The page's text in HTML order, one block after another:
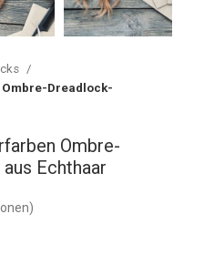
Dreadlock-
Ombre-
Echthaar